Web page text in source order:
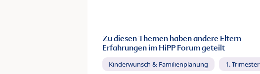
Zu diesen Themen haben andere Eltern
Erfahrungen im HiPP Forum geteilt
Kinderwunsch & Familienplanung 1. Trimester